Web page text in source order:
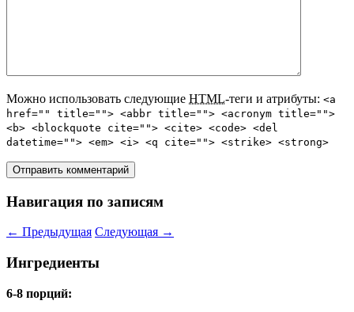
Можно использовать следующие HTML-теги и атрибуты: <a
href="" title=""> <abbr title=""> <acronym title="">
<b> <blockquote cite=""> <cite> <code> <del
datetime=""> <em> <i> <q cite=""> <strike> <strong>
Навигация по записям
← Предыдущая Следующая →
Ингредиенты
6-8 порций: